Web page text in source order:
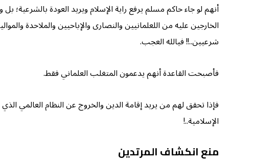
أنهم لو جاء حاكم مسلم يرفع راية الإسلام ويريد العودة
الخارجين عليه من اللعلمانيين والنصارى والإباحيين والملاحدة
شرعيين..!! فيالله العجب.
فأصبحت القاعدة أنهم يدعمون المتغلب العلماني فقط.
فإذا تحقق لهم من يريد إقامة الدين والخروج عن النظام العالمي
الإسلامية..!
منع انكشاف المرتدين